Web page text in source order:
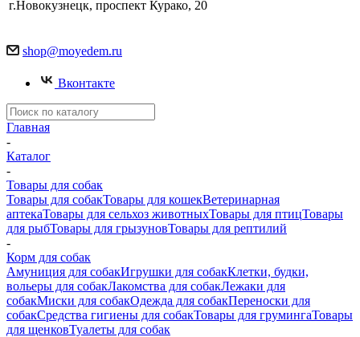
г.Новокузнецк, проспект Курако, 20
shop@moyedem.ru
Вконтакте
Главная
-
Каталог
-
Товары для собак
Товары для собакТовары для кошекВетеринарная
аптекаТовары для сельхоз животныхТовары для птицТовары
для рыбТовары для грызуновТовары для рептилий
-
Корм для собак
Амуниция для собакИгрушки для собакКлетки, будки,
вольеры для собакЛакомства для собакЛежаки для
собакМиски для собакОдежда для собакПереноски для
собакСредства гигиены для собакТовары для грумингаТовары
для щенковТуалеты для собак